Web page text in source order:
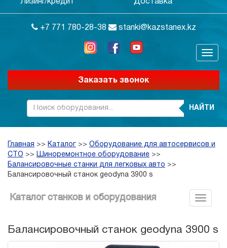
+7 771 780-28-38 stanki@kazstanex.kz
Заказать звонок
НАЙТИ
Главная >> Каталог >> Оборудование для автосервисов и
СТО >> Шиноремонтное оборудование >>
Балансировочные станки для легковых авто >>
Балансировочный станок geodyna 3900 s
Каталог станков и оборудования
Балансировочный станок geodyna 3900 s